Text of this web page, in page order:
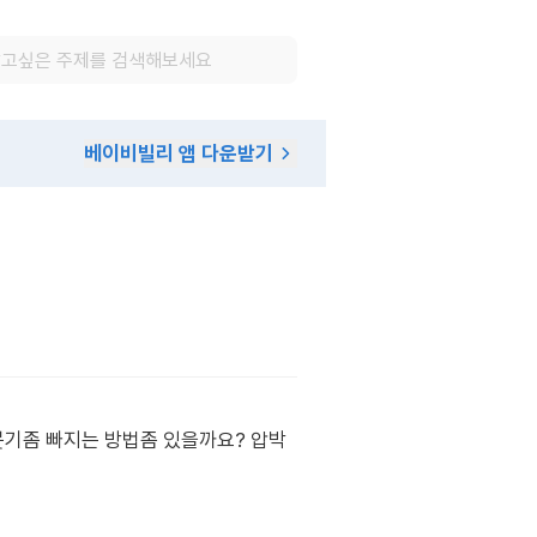
베이비빌리 앱 다운받기
좀 빠지는 방법좀 있을까요? 압박